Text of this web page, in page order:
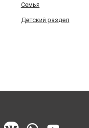
Семья
Детский раздел